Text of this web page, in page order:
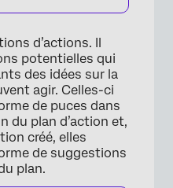
d’actions. Il
potentielles qui
des idées sur la
agir. Celles-ci
de puces dans
du plan d’action et,
créé, elles
de suggestions
plan.